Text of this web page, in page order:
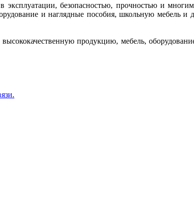
безопасностью, прочностью и
и наглядные пособия, школьную мебель
продукцию, мебель,